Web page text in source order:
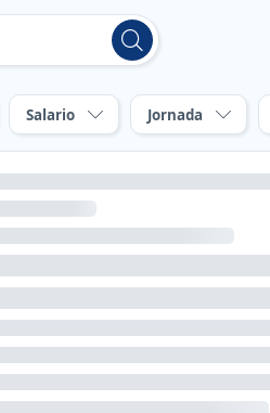
Salario Jornada